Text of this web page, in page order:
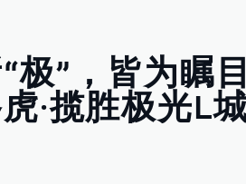
极”，皆为瞩
·揽胜极光L